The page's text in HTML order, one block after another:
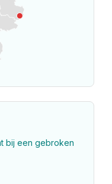
bij een gebroken